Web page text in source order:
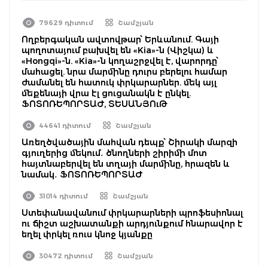
79629 դիտում Շամշյան
Ողբերգական ավտովթար՝ Երևանում. Գայի
պողոտայում բախվել են «Kia»-ն (Վիշկա) և
«Hongqi»-ն. «Kia»-ն կողաշրջվել է, վարորդը՝
մահացել. նրա մարմինը դուրս բերելու համար
ժամանել են հատուկ փրկարարներ. մեկ այլ
մեքենայի վրա էլ ցուցանակն է ընկել.
ՖՈՏՈՌԵՊՈՐՏԱԺ, ՏԵՍԱՆՅՈւԹ
44641 դիտում Շամշյան
Առեղծվածային մահվան դեպք՝ Շիրակի մարզի
գյուղերից մեկում․ ծնողների շիրիմի մոտ
հայտնաբերվել են տղայի մարմինը, հրազեն և
նամակ․ ՖՈՏՈՌԵՊՈՐՏԱԺ
31014 դիտում Շամշյան
Ստեփանավանում փրկարարների պրոֆեսիոնալ
ու ճիշտ աշխատանքի արդյունքում հնարավոր է
եղել փրկել ռուս կնոջ կյանքը
30472 դիտում Շամշյան